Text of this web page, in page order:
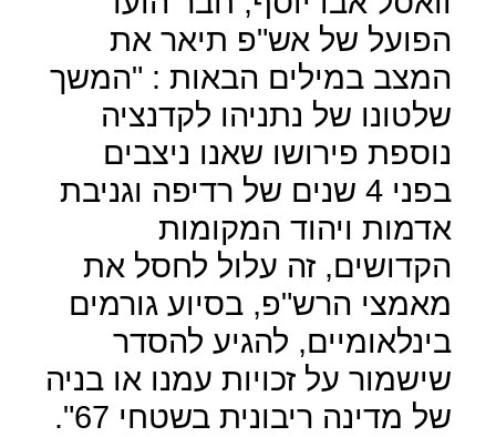
הפועל של אש"פ תיאר את
המצב במילים הבאות : "המשך
שלטונו של נתניהו לקדנציה
נוספת פירושו שאנו ניצבים
בפני 4 שנים של רדיפה וגניבת
אדמות ויהוד המקומות
הקדושים, זה עלול לחסל את
מאמצי הרש"פ, בסיוע גורמים
בינלאומיים, להגיע להסדר
שישמור על זכויות עמנו או בניה
של מדינה ריבונית בשטחי 67".